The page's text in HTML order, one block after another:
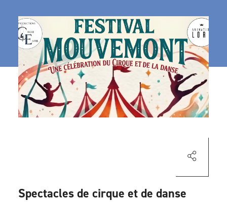
Spectacles de cirque et de danse